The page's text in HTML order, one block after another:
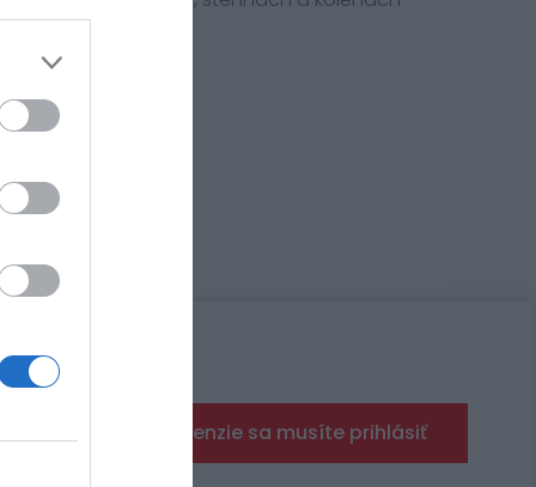
40
Pre pridanie recenzie sa musíte prihlásiť